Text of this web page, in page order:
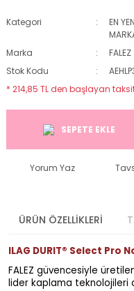
Kategori EN
Marka
FALEZ
Stok Kodu
* 214,85 TL den başlayan
SEPETE EKLE
Yorum Yaz
ÜRÜN ÖZELLİKLERİ
ILAG DURIT® Select Pro
FALEZ güvencesiyle
lider kaplama teknolojileri